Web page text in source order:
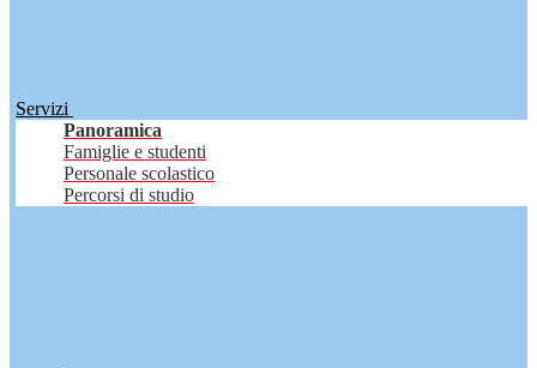
Servizi
Panoramica
Famiglie e studenti
Personale scolastico
Percorsi di studio